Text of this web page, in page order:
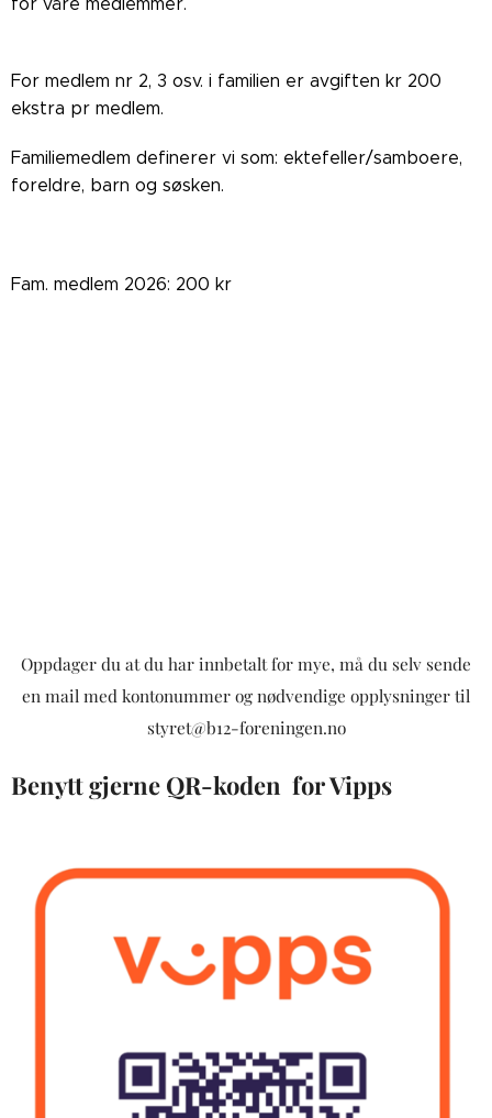
For medlem nr 2, 3 osv. i familien er avgiften kr 200
ekstra pr medlem.
Familiemedlem definerer vi som: ektefeller/samboere,
foreldre, barn og søsken.
Fam. medlem 2026: 200 kr
Oppdager du at du har innbetalt for mye, må du selv sende
en mail med kontonummer og nødvendige opplysninger til
styret@b12-foreningen.no
Benytt gjerne QR-koden for Vipps